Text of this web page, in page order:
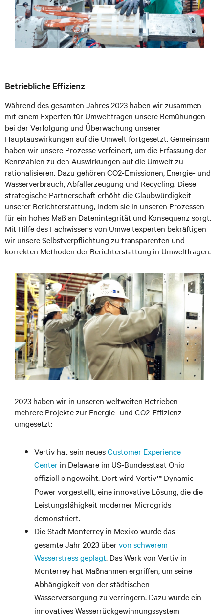
Betriebliche Effizienz
Während des gesamten Jahres 2023 haben wir zusammen
mit einem Experten für Umweltfragen unsere Bemühungen
bei der Verfolgung und Überwachung unserer
Hauptauswirkungen auf die Umwelt fortgesetzt. Gemeinsam
haben wir unsere Prozesse verfeinert, um die Erfassung der
Kennzahlen zu den Auswirkungen auf die Umwelt zu
rationalisieren. Dazu gehören CO2-Emissionen, Energie- und
Wasserverbrauch, Abfallerzeugung und Recycling. Diese
strategische Partnerschaft erhöht die Glaubwürdigkeit
unserer Berichterstattung, indem sie in unseren Prozessen
für ein hohes Maß an Datenintegrität und Konsequenz sorgt.
Mit Hilfe des Fachwissens von Umweltexperten bekräftigen
wir unsere Selbstverpflichtung zu transparenten und
korrekten Methoden der Berichterstattung in Umweltfragen.
2023 haben wir in unseren weltweiten Betrieben
mehrere Projekte zur Energie- und CO2-Effizienz
umgesetzt:
Vertiv hat sein neuesCustomer Experience
Center in Delaware im US-Bundesstaat Ohio
offiziell eingeweiht. Dort wird Vertiv™ Dynamic
Power vorgestellt, eine innovative Lösung, die die
Leistungsfähigkeit moderner Microgrids
demonstriert.
Die Stadt Monterrey in Mexiko wurde das
gesamte Jahr 2023 übervon schwerem
Wasserstress geplagt. Das Werk von Vertiv in
Monterrey hat Maßnahmen ergriffen, um seine
Abhängigkeit von der städtischen
Wasserversorgung zu verringern. Dazu wurde ein
innovatives Wasserrückgewinnungssystem